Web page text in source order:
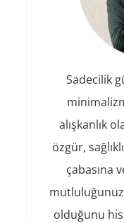
Sadecilik
alışkanlık
özgür,
çabasına
olduğunu